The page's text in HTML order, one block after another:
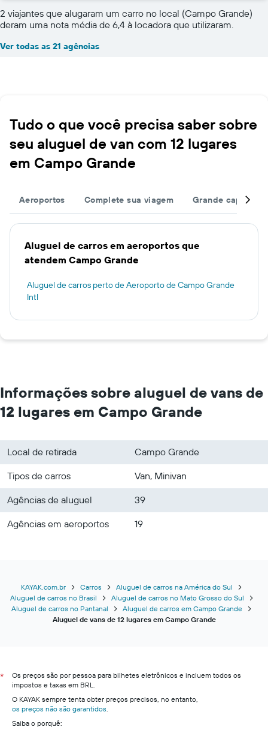
2 viajantes que alugaram um carro no local (Campo Grande)
deram uma nota média de 6,4 à locadora que utilizaram.
Ver todas as 21 agências
Tudo o que você precisa saber sobre
seu aluguel de van com 12 lugares
em Campo Grande
Aeroportos Complete sua viagem Grande
Aluguel de carros em aeroportos que
atendem Campo Grande
Aluguel de carros perto de Aeroporto de Campo Grande
Intl
Informações sobre aluguel de vans de
12 lugares em Campo Grande
Local de retirada
Campo Grande
Tipos de carros
Van, Minivan
Agências de aluguel
39
Agências em aeroportos
19
KAYAK.com.br Carros
Aluguel de carros na América do Sul
Aluguel de carros no Brasil
Aluguel de carros no Mato Grosso do Sul
Aluguel de carros no Pantanal
Aluguel de carros em Campo Grande
Aluguel de vans de 12 lugares em Campo Grande
*
Os preços são por pessoa para bilhetes eletrônicos e incluem todos os
impostos e taxas em BRL.
O KAYAK sempre tenta obter preços precisos, no entanto,
os preços não são garantidos.
Saiba o porquê: